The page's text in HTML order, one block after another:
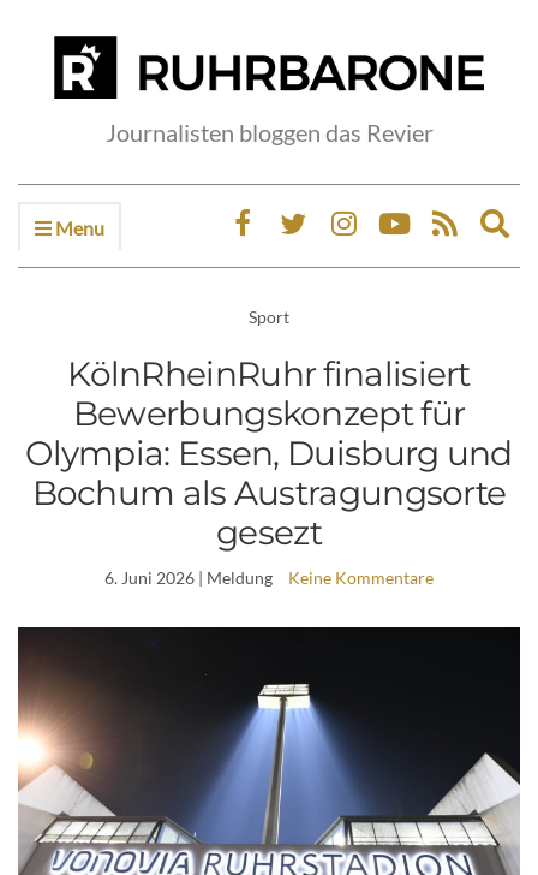
Journalisten bloggen das Revier
Menu
Sport
KölnRheinRuhr finalisiert
Bewerbungskonzept für
Olympia: Essen, Duisburg und
Bochum als Austragungsorte
gesezt
6. Juni 2026 | Meldung Keine Kommentare